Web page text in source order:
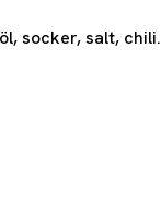
socker, salt, chili.